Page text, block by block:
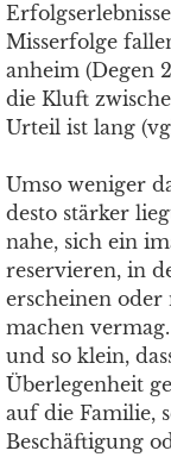
Misserfolge
anheim (Degen
die Kluft
Urteil ist lang
Umso weniger
desto stärker
nahe, sich ein
reservieren, in
erscheinen
machen
und so klein,
Überlegenheit
auf die Familie,
Beschäftigung